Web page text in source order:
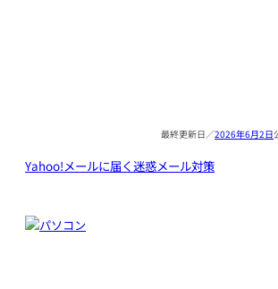
2026年6月2日
Yahoo!メールに届く迷惑メール対策